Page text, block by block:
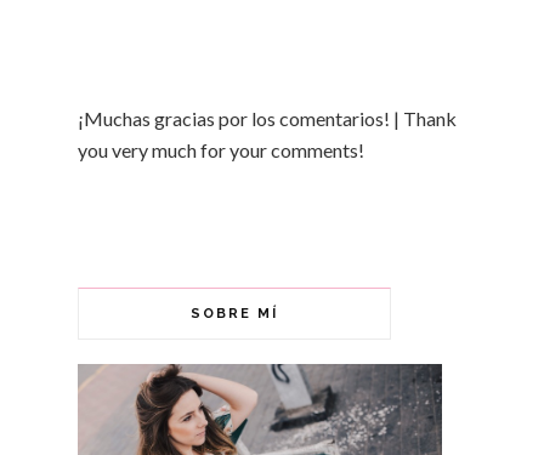
¡Muchas gracias por los comentarios! | Thank
you very much for your comments!
SOBRE MÍ